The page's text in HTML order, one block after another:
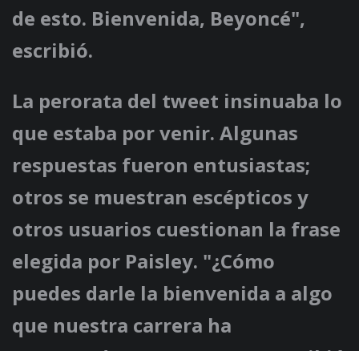
de esto. Bienvenida, Beyoncé",
escribió.
La perorata del tweet insinuaba lo
que estaba por venir. Algunas
respuestas fueron entusiastas;
otros se muestran escépticos y
otros usuarios cuestionan la frase
elegida por Paisley. "¿Cómo
puedes darle la bienvenida a algo
que nuestra carrera ha